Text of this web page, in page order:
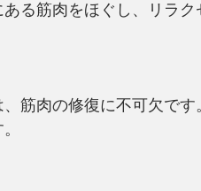
る筋肉をほぐし、リラ
筋肉の修復に不可欠で